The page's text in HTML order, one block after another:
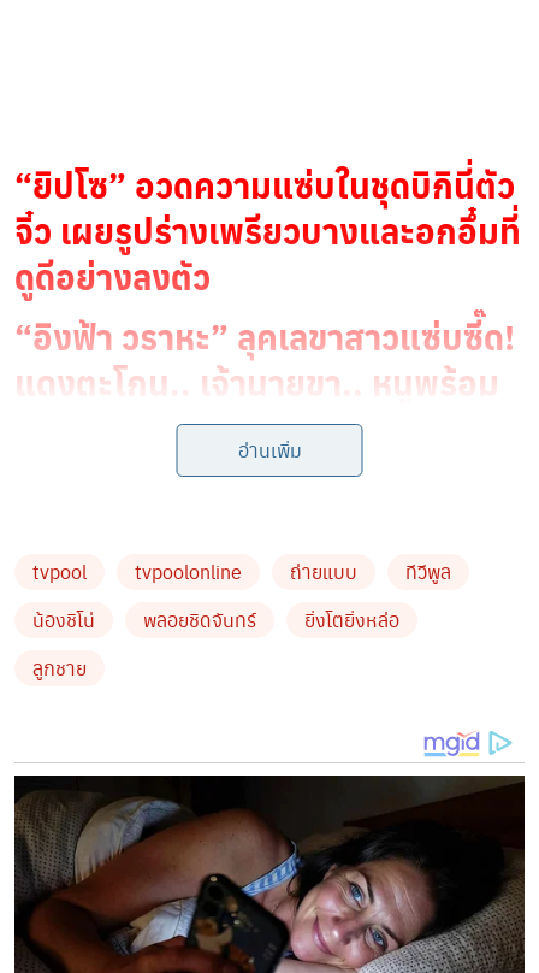
“ยิปโซ” อวดความแซ่บในชุดบิกินี่ตัว
จิ๋ว เผยรูปร่างเพรียวบางและอกอึ๋มที่
ดูดีอย่างลงตัว
“อิงฟ้า วราหะ” ลุคเลขาสาวแซ่บซี๊ด!
แดงตะโกน.. เจ้านายขา.. หนูพร้อม
อ่านเพิ่ม
tvpool tvpoolonline ถ่ายแบบ
ทีวีพูล
น้องชิโน่
พลอยชิดจันทร์
ยิ่งโตยิ่งหล่อ
ลูกชาย